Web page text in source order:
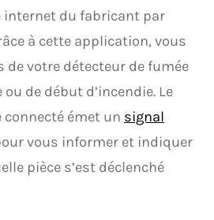
internet du fabricant par
à cette application, vous
de votre détecteur de fumée
de début d’incendie. Le
émet un signal
vous informer et indiquer
pièce s’est déclenché